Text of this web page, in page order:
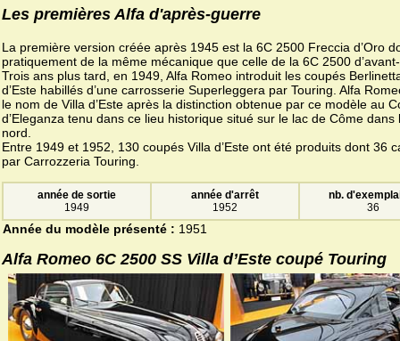
Les premières Alfa d'après-guerre
La première version créée après 1945 est la 6C 2500 Freccia d’Oro
pratiquement de la même mécanique que celle de la 6C 2500
Trois ans plus tard, en 1949, Alfa Romeo introduit les coupés
d’Este habillés d’une carrosserie Superleggera par Touring. Alfa
le nom de Villa d’Este après la distinction obtenue par ce modèle au
d’Eleganza tenu dans ce lieu historique situé sur le lac de Côme dans
nord.
Entre 1949 et 1952, 130 coupés Villa d’Este ont été produits dont 36
par Carrozzeria Touring.
année de sortie
1949
année d'arrêt
1952
nb.
36
Année du modèle présenté : 1951
Alfa Romeo 6C 2500 SS Villa d’Este coupé Touring